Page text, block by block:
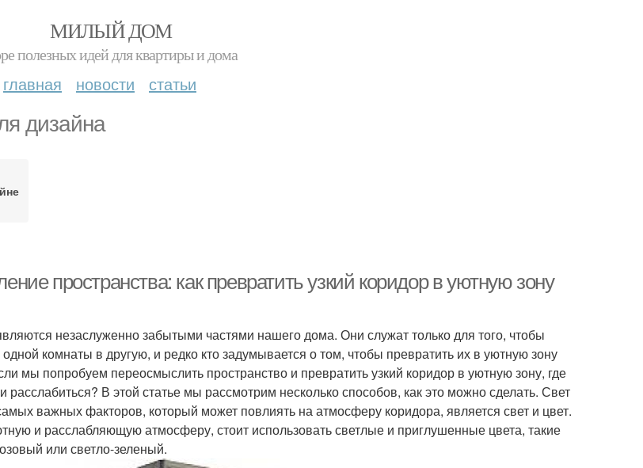
МИЛЫЙ ДОМ
полезных идей для квартиры и дома
главная новости статьи
дизайна
пространства: как превратить узкий коридор в уютную зону
незаслуженно забытыми частями нашего дома. Они служат только для того, чтобы
комнаты в другую, и редко кто задумывается о том, чтобы превратить их в уютную зону
мы попробуем переосмыслить пространство и превратить узкий коридор в уютную зону, где
расслабиться? В этой статье мы рассмотрим несколько способов, как это можно сделать. Свет
важных факторов, который может повлиять на атмосферу коридора, является свет и цвет.
и расслабляющую атмосферу, стоит использовать светлые и приглушенные цвета, такие
или светло-зеленый.